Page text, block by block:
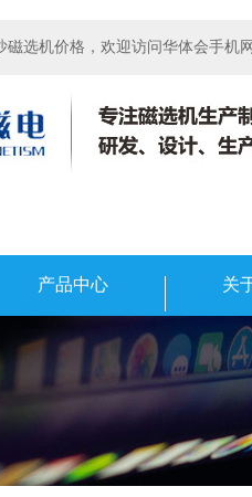
磁选机价格，欢迎访问华体会手机
产品中心 关